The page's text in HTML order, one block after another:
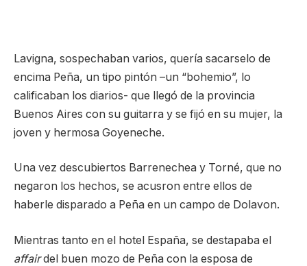
Lavigna, sospechaban varios, quería sacarselo de
encima Peña, un tipo pintón –un “bohemio”, lo
calificaban los diarios- que llegó de la provincia
Buenos Aires con su guitarra y se fijó en su mujer, la
joven y hermosa Goyeneche.
Una vez descubiertos Barrenechea y Torné, que no
negaron los hechos, se acusron entre ellos de
haberle disparado a Peña en un campo de Dolavon.
Mientras tanto en el hotel España, se destapaba el
affairdel buen mozo de Peña con la esposa de